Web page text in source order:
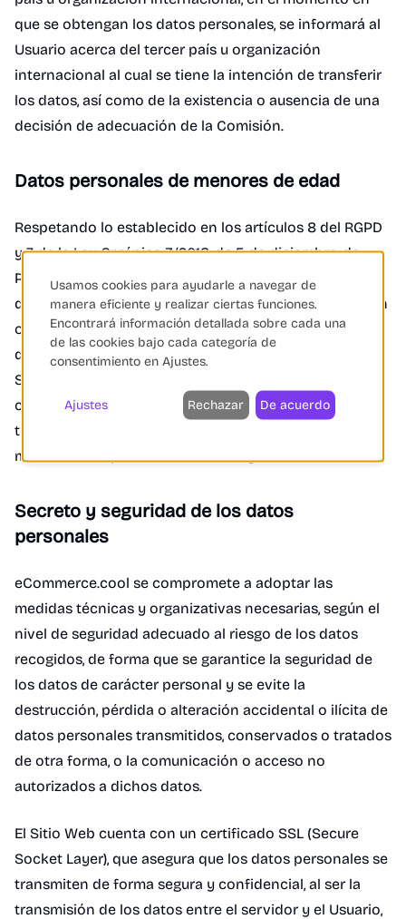
que se obtengan los datos personales, se informará al
Usuario acerca del tercer país u organización
internacional al cual se tiene la intención de transferir
los datos, así como de la existencia o ausencia de una
decisión de adecuación de la Comisión.
Datos personales de menores de edad
Respetando lo establecido en los artículos 8 del RGPD
y 7 de la Ley Orgánica 3/2018, de 5 de diciembre, de
Protección de Datos Personales y garantía de los
derechos digitales, solo los mayores de 14 años podrán
otorgar su consentimiento para el tratamiento de sus
datos personales de forma lícita por eCommerce.cool.
Si se trata de un menor de 14 años, será necesario el
consentimiento de los padres o tutores para el
tratamiento, y este solo se considerará lícito en la
medida en la que los mismos lo hayan autorizado.
Secreto y seguridad de los datos
personales
eCommerce.cool se compromete a adoptar las
medidas técnicas y organizativas necesarias, según el
nivel de seguridad adecuado al riesgo de los datos
recogidos, de forma que se garantice la seguridad de
los datos de carácter personal y se evite la
destrucción, pérdida o alteración accidental o ilícita de
datos personales transmitidos, conservados o tratados
de otra forma, o la comunicación o acceso no
autorizados a dichos datos.
El Sitio Web cuenta con un certificado SSL (Secure
Socket Layer), que asegura que los datos personales se
transmiten de forma segura y confidencial, al ser la
transmisión de los datos entre el servidor y el Usuario,
Usamos cookies para ayudarle a navegar de
manera eficiente y realizar ciertas funciones.
Encontrará información detallada sobre cada una
de las cookies bajo cada categoría de
consentimiento en Ajustes.
Ajustes Rechazar De acuerdo